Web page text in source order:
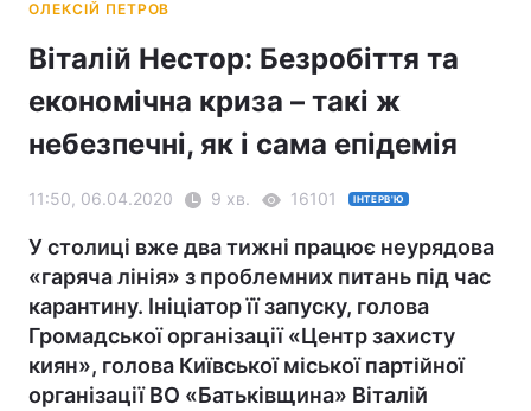
Віталій Нестор: Безробіття та
економічна криза – такі ж
небезпечні, як і сама епідемія
11:50, 06.04.2020 9 хв. 16101 ІНТЕРВ'Ю
У столиці вже два тижні працює неурядова
«гаряча лінія» з проблемних питань під час
карантину. Ініціатор її запуску, голова
Громадської організації «Центр захисту
киян», голова Київської міської партійної
організації ВО «Батьківщина» Віталій